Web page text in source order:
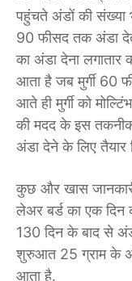
पहुंचते अंडों की संख्या
90 फीसद तक अंडा
का अंडा देना लगातार
आता है जब मुर्गी 60
आते ही मुर्गी को
की मदद के इस
अंडा देने के लिए तैयार
कुछ और खास
लेअर बर्ड का एक
130 दिन के बाद से
शुरुआत 25 ग्राम के
आता है.